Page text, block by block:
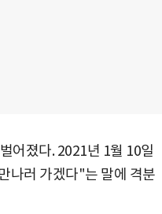
어졌다. 2021년 1월 10일
나러 가겠다"는 말에 격분